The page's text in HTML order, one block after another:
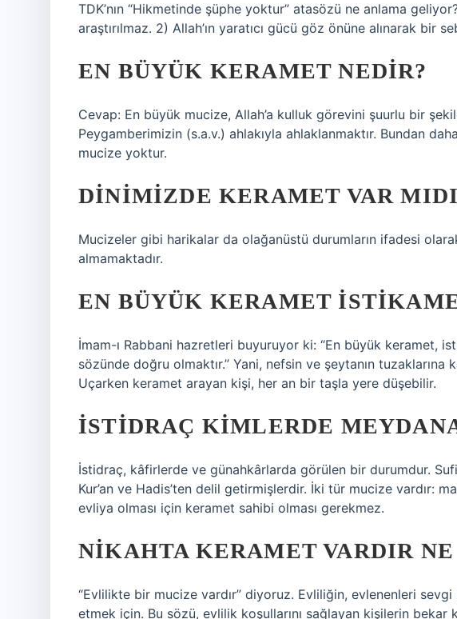
TDK’nın “Hikmetinde şüphe yoktur” atasözü ne anlama
araştırılmaz. 2) Allah’ın yaratıcı gücü göz önüne alınarak bir
EN BÜYÜK KERAMET NEDIR?
Cevap: En büyük mucize, Allah’a kulluk görevini şuurlu bir
Peygamberimizin (s.a.v.) ahlakıyla ahlaklanmaktır. Bundan
mucize yoktur.
DINIMIZDE KERAMET VAR
Mucizeler gibi harikalar da olağanüstü durumların ifadesi
almamaktadır.
EN BÜYÜK KERAMET
İmam-ı Rabbani hazretleri buyuruyor ki: “En büyük keramet,
sözünde doğru olmaktır.” Yani, nefsin ve şeytanın tuzaklarına
Uçarken keramet arayan kişi, her an bir taşla yere düşebilir.
İSTIDRAÇ KIMLERDE
İstidraç, kâfirlerde ve günahkârlarda görülen bir durumdur.
Kur’an ve Hadis’ten delil getirmişlerdir. İki tür mucize vardır:
evliya olması için keramet sahibi olması gerekmez.
NIKAHTA KERAMET VARDIR
“Evlilikte bir mucize vardır” diyoruz. Evliliğin, evlenenleri sevgi
etmek için. Bu sözü, evlilik koşullarını sağlayan kişilerin